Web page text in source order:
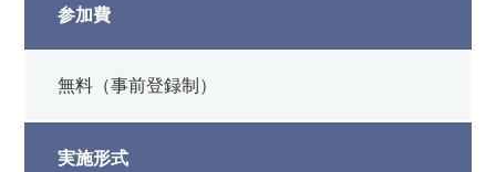
参加費
無料（事前登録制）
実施形式